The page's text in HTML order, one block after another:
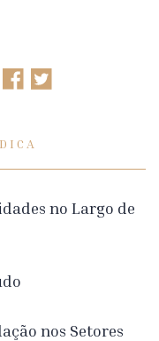
no Largo de
nos Setores